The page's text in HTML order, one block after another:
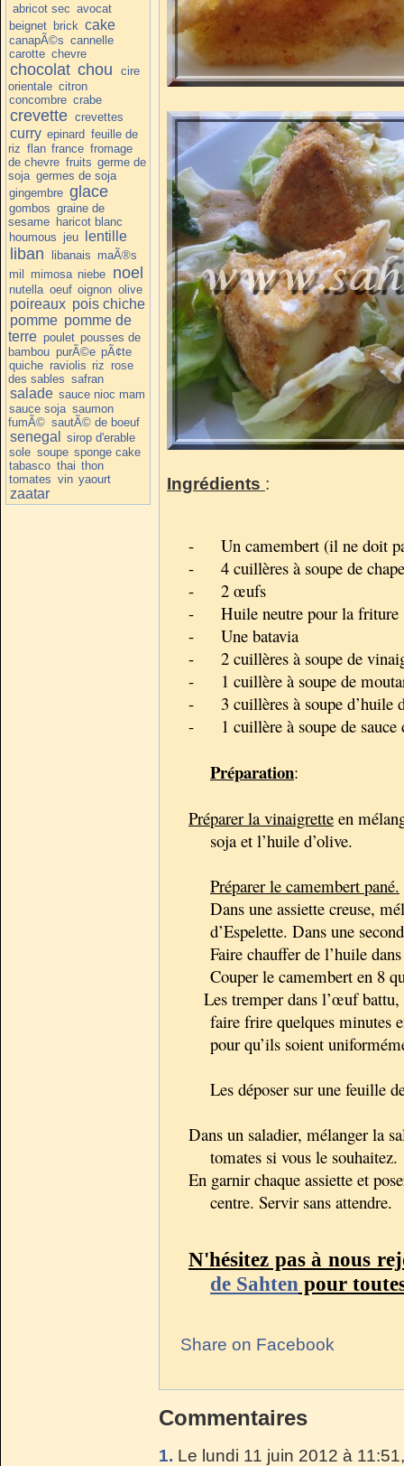
abricot sec avocat
beignet brick cake
canapÃ©s cannelle
carotte chevre
chocolat chou
cire
orientale citron
concombre crabe
crevette crevettes
curry epinard feuille de
riz flan france fromage
de chevre fruits germe de
soja germes de soja
gingembre glace
gombos graine de
sesame haricot blanc
houmous jeu lentille
liban libanais maÃ®s
mil mimosa niebe noel
nutella oeuf oignon olive
poireaux pois chiche
pomme pomme de
terre poulet pousses de
bambou purÃ©e pÃ¢te
quiche raviolis riz rose
des sables safran
salade sauce nioc mam
sauce soja saumon
fumÃ© sautÃ© de boeuf
senegal
sirop d'erable
sole soupe sponge cake
tabasco thai thon
tomates vin yaourt
zaatar
Ingrédients :
-
Un camembert (il ne doit
-
4 cuillères à soupe de
-
2 œufs
-
Huile neutre pour la friture
-
Une batavia
-
2 cuillères à soupe de
-
1 cuillère à soupe de
-
3 cuillères à soupe d’huile
-
1 cuillère à soupe de sauce
Préparation:
Préparer la vinaigrette en
soja et l’huile d’olive.
Préparer le camembert pané.
Dans une assiette creuse,
d’Espelette. Dans une
Faire chauffer de l’huile
Couper le camembert en 8
Les tremper dans l’œuf battu,
faire frire quelques minutes
pour qu’ils soient
Les déposer sur une feuille
Dans un saladier, mélanger la
tomates si vous le souhaitez.
En garnir chaque assiette et
centre. Servir sans attendre.
N'hésitez pas à nous
de Sahten pour
Share on Facebook
Commentaires
1. Le lundi 11 juin 2012 à